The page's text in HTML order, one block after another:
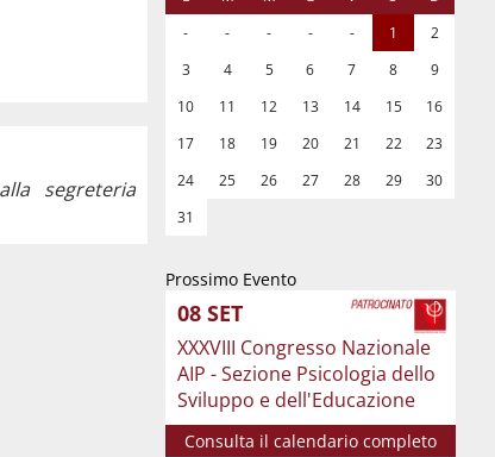
segreteria
Prossimo Evento
08 SET
XXXVIII Congresso Nazionale
AIP - Sezione Psicologia dello
Sviluppo e dell'Educazione
Consulta il calendario completo